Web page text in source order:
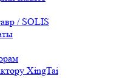
/ SOLIS
XingTai